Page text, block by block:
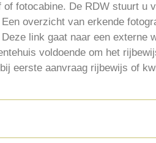
fotocabine. De RDW stuurt u
overzicht van erkende
link gaat naar een externe
voldoende om het
eerste aanvraag rijbewijs of